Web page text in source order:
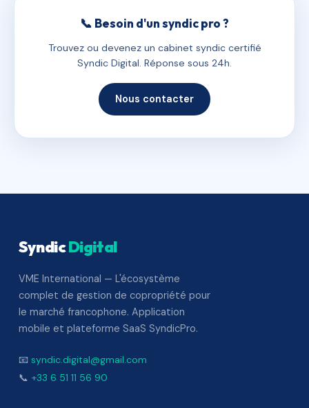
📞 Besoin d'un syndic pro ?
Trouvez ou devenez un cabinet syndic certifié
Syndic Digital. Réponse sous 24h.
Nous contacter
SyndicDigital
VME International — L'écosystème
complet de gestion de copropriété pour
le marché francophone. Application
mobile et plateforme SaaS SyndicPro.
📧 syndic.digital@gmail.com
📞 +33 6 51 11 56 90